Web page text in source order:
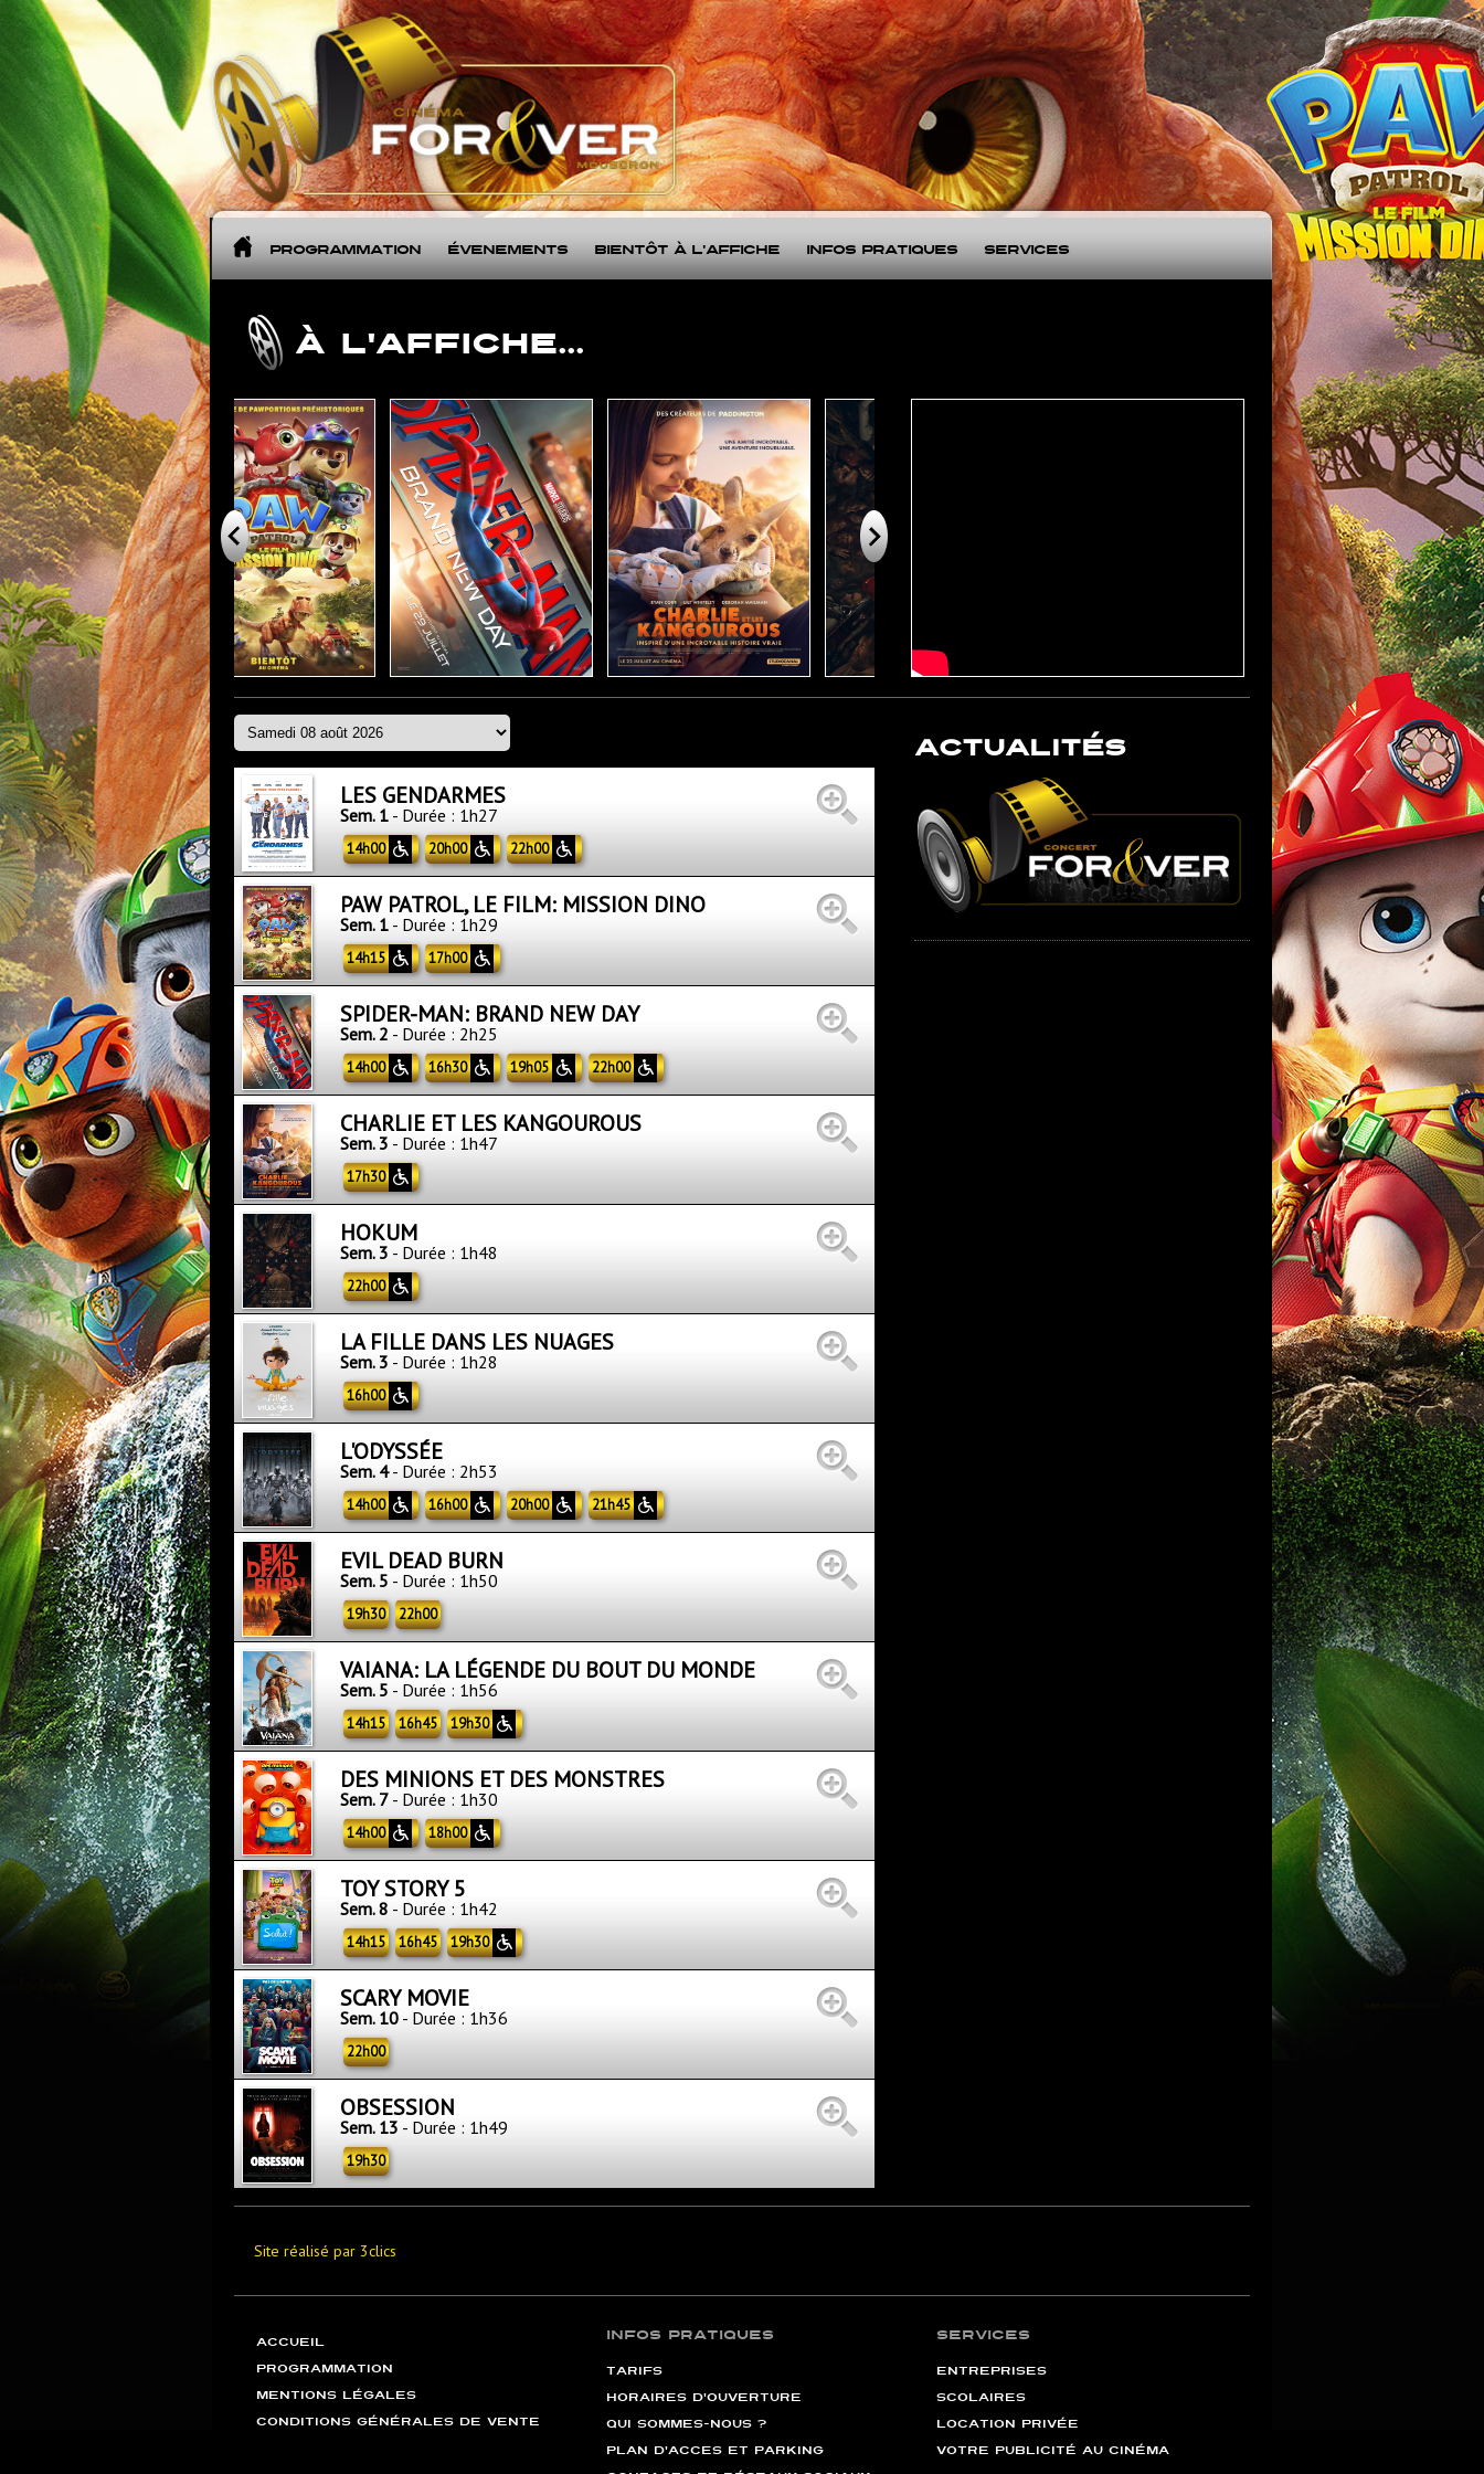
Programmation Évènements Bientôt à l'affiche Infos Pratiques Services
À L'AFFICHE...
LES GENDARMES
Sem. 1 - Durée : 1h27
14h00 20h00 22h00
PAW PATROL, LE FILM: MISSION DINO
Sem. 1 - Durée : 1h29
14h15 17h00
SPIDER-MAN: BRAND NEW DAY
Sem. 2 - Durée : 2h25
14h00 16h30 19h05 22h00
CHARLIE ET LES KANGOUROUS
Sem. 3 - Durée : 1h47
17h30
HOKUM
Sem. 3 - Durée : 1h48
22h00
LA FILLE DANS LES NUAGES
Sem. 3 - Durée : 1h28
16h00
L'ODYSSÉE
Sem. 4- Durée : 2h53
14h00 16h00 20h00 21h45
EVIL DEAD BURN
Sem. 5 - Durée : 1h50
19h30 22h00
VAIANA: LA LÉGENDE DU BOUT DU MONDE
Sem. 5 - Durée : 1h56
14h15 16h45 19h30
DES MINIONS ET DES MONSTRES
Sem. 7 - Durée : 1h30
14h00 18h00
TOY STORY 5
Sem. 8 - Durée : 1h42
14h15 16h45 19h30
SCARY MOVIE
Sem. 10 - Durée : 1h36
22h00
OBSESSION
Sem. 13 - Durée : 1h49
19h30
ACTUALITÉS
Site réalisé par 3clics
ACCUEIL
PROGRAMMATION
MENTIONS LÉGALES
CONDITIONS GÉNÉRALES DE VENTE
INFOS PRATIQUES
TARIFS
HORAIRES D'OUVERTURE
QUI SOMMES-NOUS ?
PLAN D'ACCÈS ET PARKING
SERVICES
ENTREPRISES
SCOLAIRES
LOCATION PRIVÉE
VOTRE PUBLICITÉ AU CINÉMA